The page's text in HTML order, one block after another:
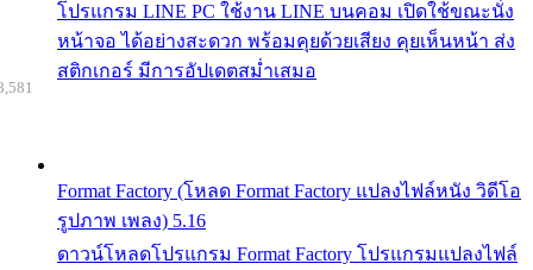
โปรแกรม LINE PC ใช้งาน LINE บนคอม เปิดใช้ขณะนั่ง
หน้าจอ ได้อย่างสะดวก พร้อมคุยด้วยเสียง คุยเห็นหน้า ส่ง
สติกเกอร์ มีการอัปเดตสม่ำเสมอ
Format Factory (โหลด Format Factory แปลงไฟล์หนัง วิดีโอ
รูปภาพ เพลง) 5.16
ดาวน์โหลดโปรแกรม Format Factory โปรแกรมแปลงไฟล์